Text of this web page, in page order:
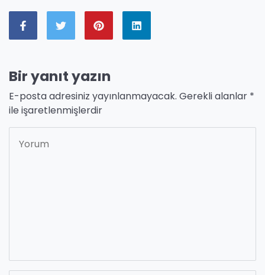
Bir yanıt yazın
E-posta adresiniz yayınlanmayacak. Gerekli alanlar *
ile işaretlenmişlerdir